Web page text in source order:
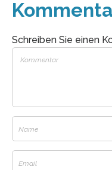
Schreiben Sie einen